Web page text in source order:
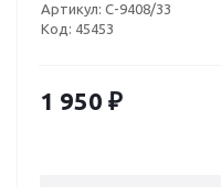
Артикул: С-9408/33
Код: 45453
1 950 ₽